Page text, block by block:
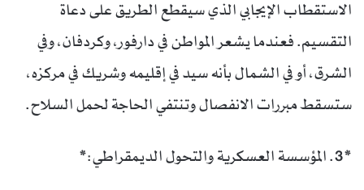
الاستقطاب الإيجابي الذي سيقطع الطريق على دعاة
التقسيم. فعندما يشعر المواطن في دارفور، وكردفان، وفي
الشرق، أو في الشمال بأنه سيد في إقليمه وشريك في مركزه،
ستسقط مبررات الانفصال وتنتفي الحاجة لحمل السلاح.
*3. المؤسسة العسكرية والتحول الديمقراطي:*